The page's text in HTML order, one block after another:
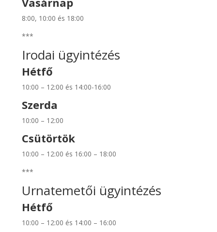
8:00, 10:00 és 18:00
***
Irodai ügyintézés
Hétfő
10:00 – 12:00 és 14:00-16:00
Szerda
10:00 – 12:00
Csütörtök
10:00 – 12:00 és 16:00 – 18:00
***
Urnatemetői ügyintézés
Hétfő
10:00 – 12:00 és 14:00 – 16:00